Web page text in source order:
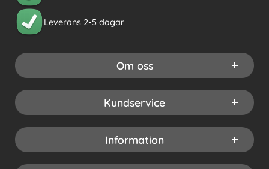
Leverans 2-5 dagar
Om oss
Kundservice
Information